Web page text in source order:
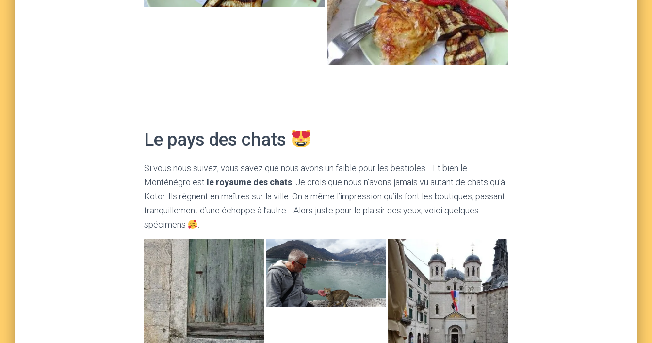
Le pays des chats
Si vous nous suivez, vous savez que nous avons un faible pour les bestioles… Et bien le
Monténégro est le royaume des chats. Je crois que nous n’avons jamais vu autant de chats qu’à
Kotor. Ils règnent en maîtres sur la ville. On a même l’impression qu’ils font les boutiques, passant
tranquillement d’une échoppe à l’autre… Alors juste pour le plaisir des yeux, voici quelques
spécimens
.